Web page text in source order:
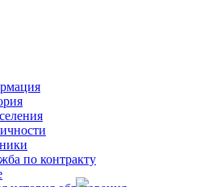
по контракту